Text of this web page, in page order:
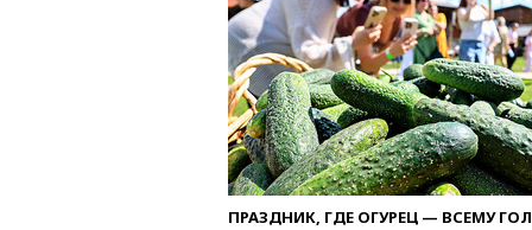
ПРАЗДНИК, ГДЕ ОГУРЕЦ — ВСЕМУ